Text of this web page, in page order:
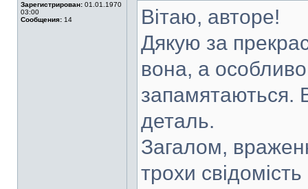
Зарегистрирован: 01.01.1970
03:00
Сообщения: 14
Вітаю, авторе!
Дякую за
вона, а особливо
запамятаються.
деталь.
Загалом,
трохи